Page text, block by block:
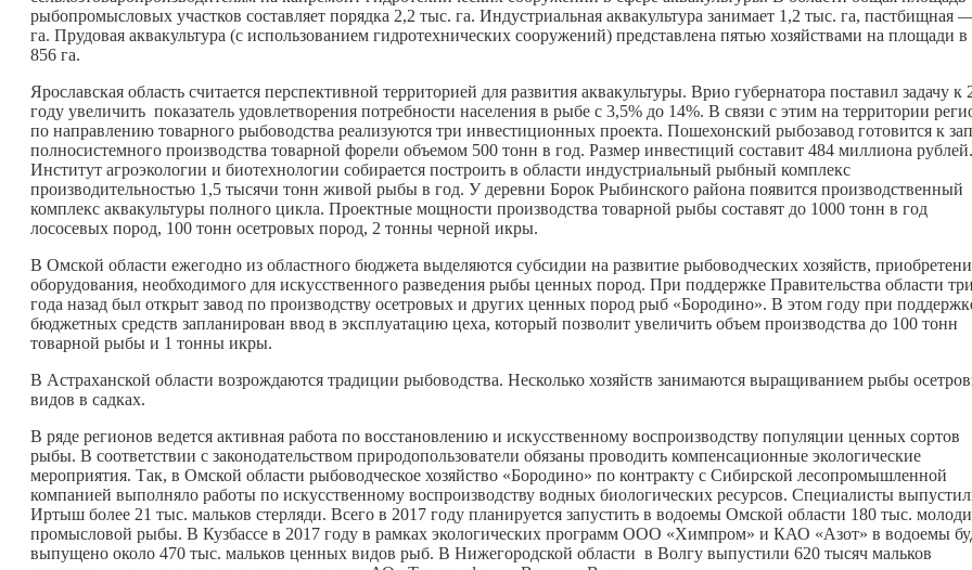
рыбопромысловых участков составляет порядка 2,2 тыс. га. Индустриальная аквакультура занимает 1,2 тыс. га, пастбищная
га. Прудовая аквакультура (с использованием гидротехнических сооружений) представлена пятью хозяйствами на площади в
856 га.
Ярославская область считается перспективной территорией для развития аквакультуры. Врио губернатора поставил задачу к
году увеличить показатель удовлетворения потребности населения в рыбе с 3,5% до 14%. В связи с этим на территории
по направлению товарного рыбоводства реализуются три инвестиционных проекта. Пошехонский рыбозавод готовится к
полносистемного производства товарной форели объемом 500 тонн в год. Размер инвестиций составит 484 миллиона рублей.
Институт агроэкологии и биотехнологии собирается построить в области индустриальный рыбный комплекс
производительностью 1,5 тысячи тонн живой рыбы в год. У деревни Борок Рыбинского района появится производственный
комплекс аквакультуры полного цикла. Проектные мощности производства товарной рыбы составят до 1000 тонн в год
лососевых пород, 100 тонн осетровых пород, 2 тонны черной икры.
В Омской области ежегодно из областного бюджета выделяются субсидии на развитие рыбоводческих хозяйств,
оборудования, необходимого для искусственного разведения рыбы ценных пород. При поддержке Правительства области три
года назад был открыт завод по производству осетровых и других ценных пород рыб «Бородино». В этом году при
бюджетных средств запланирован ввод в эксплуатацию цеха, который позволит увеличить объем производства до 100 тонн
товарной рыбы и 1 тонны икры.
В Астраханской области возрождаются традиции рыбоводства. Несколько хозяйств занимаются выращиванием рыбы
видов в садках.
В ряде регионов ведется активная работа по восстановлению и искусственному воспроизводству популяции ценных сортов
рыбы. В соответствии с законодательством природопользователи обязаны проводить компенсационные экологические
мероприятия. Так, в Омской области рыбоводческое хозяйство «Бородино» по контракту с Сибирской лесопромышленной
компанией выполняло работы по искусственному воспроизводству водных биологических ресурсов. Специалисты
Иртыш более 21 тыс. мальков стерляди. Всего в 2017 году планируется запустить в водоемы Омской области 180 тыс. молоди
промысловой рыбы. В Кузбассе в 2017 году в рамках экологических программ ООО «Химпром» и КАО «Азот» в водоемы
выпущено около 470 тыс. мальков ценных видов рыб. В Нижегородской области в Волгу выпустили 620 тысяч мальков